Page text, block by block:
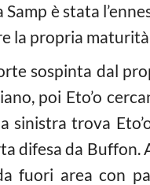
Samp è stata
la propria
sospinta dal
poi Eto’o
sinistra trova
difesa da Buffon.
fuori area con